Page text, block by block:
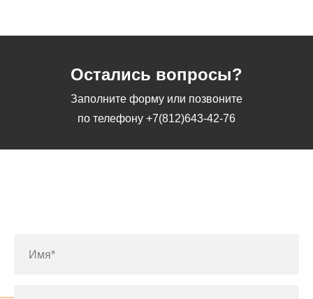
Остались вопросы?
Заполните форму или позвоните
по телефону +7(812)643-42-76
Имя*